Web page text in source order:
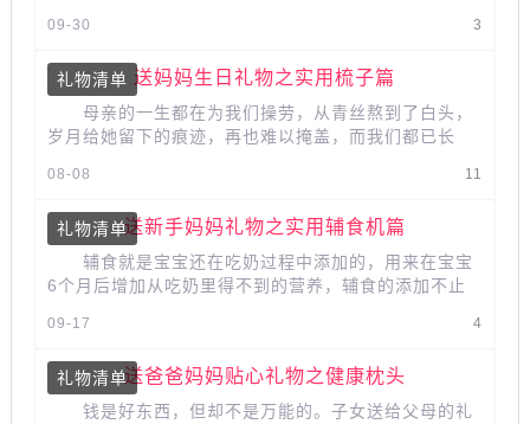
3
09-30
礼物清单 送妈妈生日礼物之实用梳子篇
母亲的一生都在为我们操劳，从青丝熬到了白头，
岁月给她留下的痕迹，再也难以掩盖，而我们都已长
11
08-08
礼物清单送新手妈妈礼物之实用辅食机篇
辅食就是宝宝还在吃奶过程中添加的，用来在宝宝
6个月后增加从吃奶里得不到的营养，辅食的添加不止
4
09-17
礼物清单送爸爸妈妈贴心礼物之健康枕头
钱是好东西，但却不是万能的。子女送给父母的礼